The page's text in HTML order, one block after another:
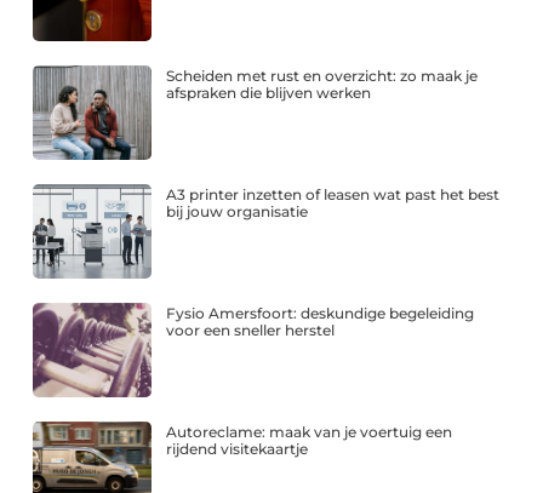
Scheiden met rust en overzicht: zo maak je
afspraken die blijven werken
A3 printer inzetten of leasen wat past het best
bij jouw organisatie
Fysio Amersfoort: deskundige begeleiding
voor een sneller herstel
Autoreclame: maak van je voertuig een
rijdend visitekaartje